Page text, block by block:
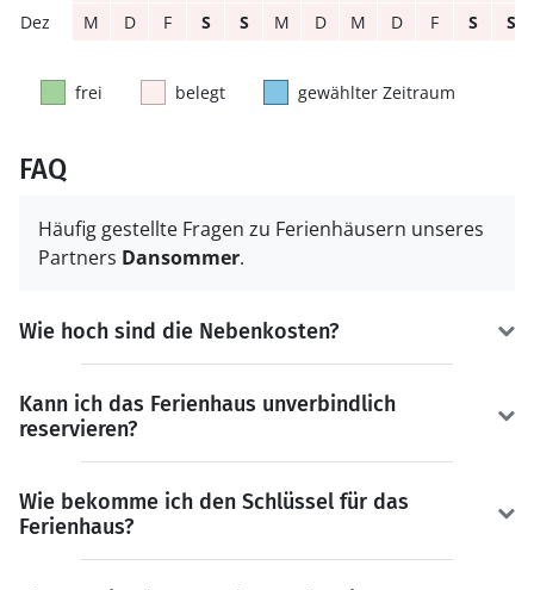
M D F S S M D M D F S S
frei belegt gewählter Zeitraum
FAQ
Häufig gestellte Fragen zu Ferienhäusern unseres
Partners Dansommer.
Wie hoch sind die Nebenkosten?
Kann ich das Ferienhaus unverbindlich
reservieren?
Wie bekomme ich den Schlüssel für das
Ferienhaus?